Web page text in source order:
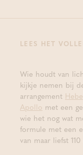
LEES HET
Wie houdt van
kijkje nemen bij
arrangement Hebe
Apollo met een
wie het nog wat
formule met een
van maar liefst